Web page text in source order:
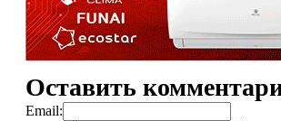
Оставить
Email: